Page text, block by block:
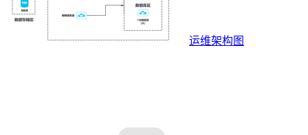
运维架构图